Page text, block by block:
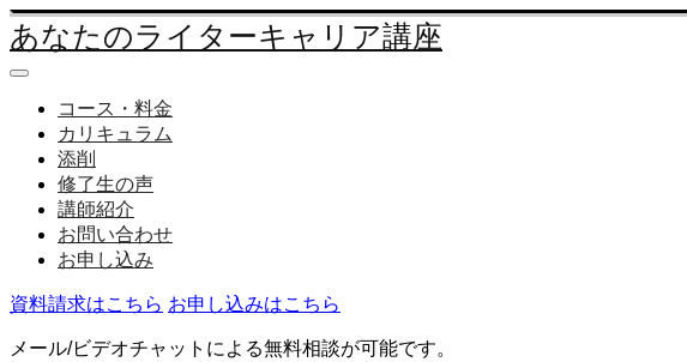
あなたのライターキャリア講座
コース・料金
カリキュラム
添削
修了生の声
講師紹介
お問い合わせ
お申し込み
資料請求はこちら お申し込みはこちら
メール/ビデオチャットによる無料相談が可能です。